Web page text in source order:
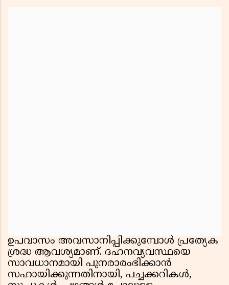
ഉപവാസം അവസാനിപ്പിക്കുമ്പോൾ പ്രത്യേക
ശ്രദ്ധ ആവശ്യമാണ്. ദഹനവ്യവസ്ഥയെ
സാവധാനമായി പുനരാരംഭിക്കാൻ
സഹായിക്കുന്നതിനായി, പച്ചക്കറികൾ,